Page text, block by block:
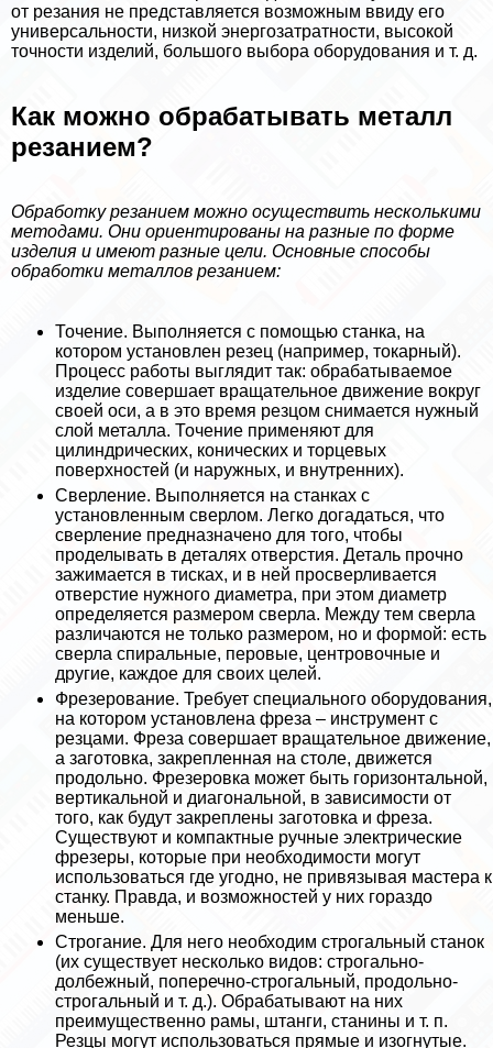
от резания не представляется возможным ввиду его
универсальности, низкой энергозатратности, высокой
точности изделий, большого выбора оборудования и т. д.
Как можно обpaбатывать металл
резанием?
Обработку резанием можно осуществить несколькими
методами. Они ориентированы на разные по форме
изделия и имеют разные цели. Основные способы
обработки металлов резанием:
Точение. Выполняется с помощью станка, на
котором установлен резец (например, токарный).
Процесс работы выглядит так: обpaбатываемое
изделие совершает вращательное движение вокруг
своей оси, а в это время резцом снимается нужный
слой металла. Точение применяют для
цилиндрических, конических и торцевых
поверхностей (и наружных, и внутренних).
Сверление. Выполняется на станках с
установленным сверлом. Легко догадаться, что
сверление предназначено для того, чтобы
проделывать в деталях отверстия. Деталь прочно
зажимается в тисках, и в ней просверливается
отверстие нужного диаметра, при этом диаметр
определяется размером сверла. Между тем сверла
различаются не только размером, но и формой: есть
сверла спиральные, перовые, центровочные и
другие, каждое для своих целей.
Фрезерование. Требует специального оборудования,
на котором установлена фреза – инструмент с
резцами. Фреза совершает вращательное движение,
а заготовка, закрепленная на столе, движется
продольно. Фрезеровка может быть горизонтальной,
вертикальной и диагональной, в зависимости от
того, как будут закреплены заготовка и фреза.
Существуют и компактные ручные электрические
фрезеры, которые при необходимости могут
использоваться где угодно, не привязывая мастера к
станку. Правда, и возможностей у них гораздо
меньше.
Строгание. Для него необходим строгальный станок
(их существует несколько видов: строгально-
долбежный, поперечно-строгальный, продольно-
строгальный и т. д.). Обpaбатывают на них
преимущественно рамы, штанги, станины и т. п.
Резцы могут использоваться прямые и изогнутые.